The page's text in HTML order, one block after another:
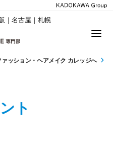
｜名古屋｜札幌
ァッション・ ヘアメイク カレッジへ
ト